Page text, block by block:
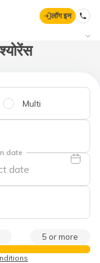
लॉग इन
Multi
date
5 or more